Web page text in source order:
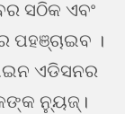
ସଠିକ ଏବଂ
ପହଞ୍ଚାଇବ ।
ଏଡିସନର
ନ୍ୟୁଜ୍।